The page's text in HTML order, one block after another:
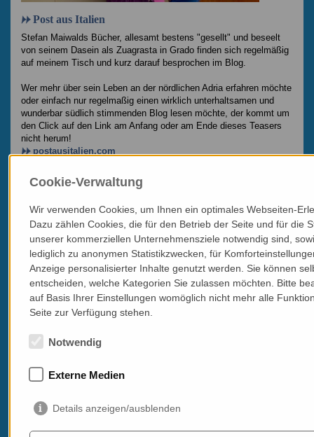
Post aus Italien
Stefan Maiwalds Bücher, allesamt bestens "gesellt" und beseelt
von seinem Dasein als Zuagrasta in Grado finden sich regelmäßig
auf meinem Tisch und kurz darauf besprochen im Blog.
Wer mehr über sein Leben an der nördlichen Adria erfahren möchte
oder einfach nur regelmaßig einen wirklich unterhaltsamen und
wunderbar südlich stimmenden Blog lesen möchte, der kommt um
den Click auf den Link am Anfang oder am Ende dieses Teasers
nicht herum!
postausitalien.com
Bustine di bacco
Bustine di bacco
„Bustine di Minerva" hieß Umberto Ecos langjährige Kolumne und
frech strich Roland Graf die Göttin des Herdes und ersetzte sie für
Der Autor (im Bild von Ch. Barz vor den besagten Bustine
abgelichtet) sagt damit gleich auch etwas über sich: Er ist
Cookie-Verwaltung
Wir verwenden Cookies, um Ihnen ein optimales Webseiten-
Dazu zählen Cookies, die für den Betrieb der Seite und für die
unserer kommerziellen Unternehmensziele notwendig sind,
lediglich zu anonymen Statistikzwecken, für
Anzeige personalisierter Inhalte genutzt werden. Sie können
entscheiden, welche Kategorien Sie zulassen möchten. Bitte
auf Basis Ihrer Einstellungen womöglich nicht mehr alle
Seite zur Verfügung stehen.
Notwendig
Externe Medien
Details anzeigen/ausblenden